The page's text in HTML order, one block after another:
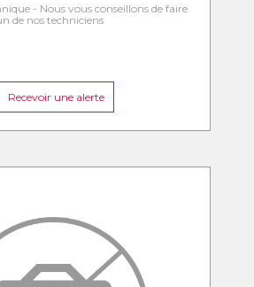
- Nous vous conseillons de faire
de nos techniciens
Recevoir une alerte